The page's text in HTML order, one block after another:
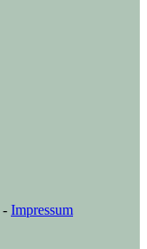
- Impressum